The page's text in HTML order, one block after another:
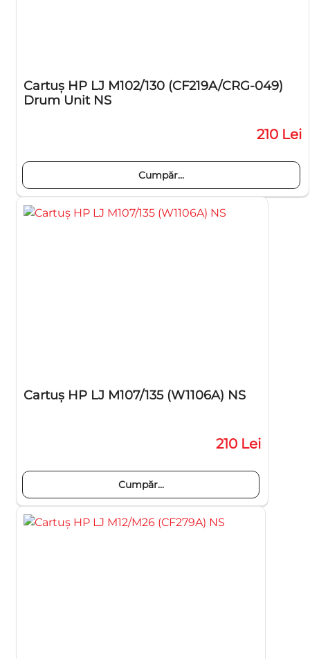
Cartuş HP LJ M102/130 (CF219A/CRG-049)
Drum Unit NS
210 Lei
Cumpăr...
Cartuş HP LJ M107/135 (W1106A) NS
210 Lei
Cumpăr...